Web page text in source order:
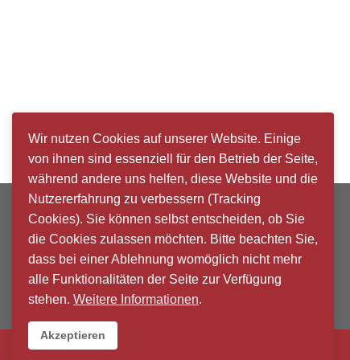
Wir nutzen Cookies auf unserer Website. Einige
von ihnen sind essenziell für den Betrieb der Seite,
während andere uns helfen, diese Website und die
Nutzererfahrung zu verbessern (Tracking
Cookies). Sie können selbst entscheiden, ob Sie
die Cookies zulassen möchten. Bitte beachten Sie,
dass bei einer Ablehnung womöglich nicht mehr
alle Funktionalitäten der Seite zur Verfügung
stehen. Weitere Informationen.
Akzeptieren